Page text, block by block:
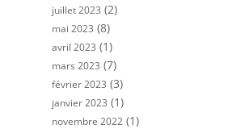
juillet 2023 (2)
mai 2023 (8)
avril 2023 (1)
mars 2023 (7)
février 2023 (3)
janvier 2023 (1)
novembre 2022 (1)